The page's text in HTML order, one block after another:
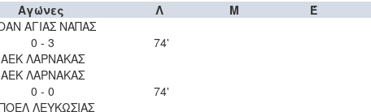
Αγώνες Λ Μ
Έ
ΑΓΙΑΣ ΝΑΠΑΣ
0 - 3
ΑΕΚ ΛΑΡΝΑΚΑΣ
74'
ΑΕΚ ΛΑΡΝΑΚΑΣ
0 - 0
ΛΕΥΚΩΣΙΑΣ
74'